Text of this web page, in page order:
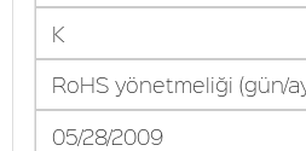
K
RoHS yönetmeliği (gün/
05/28/2009